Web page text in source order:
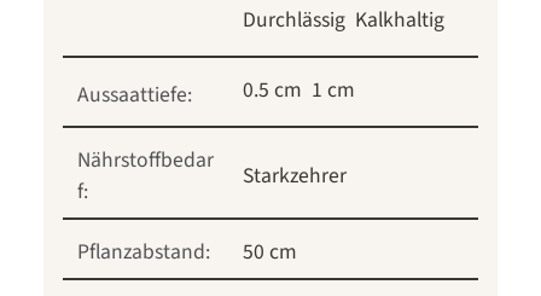
Durchlässig Kalkhaltig
Aussaattiefe: 0.5 cm 1 cm
Nährstoffbedar
f:
Starkzehrer
Pflanzabstand:
50 cm